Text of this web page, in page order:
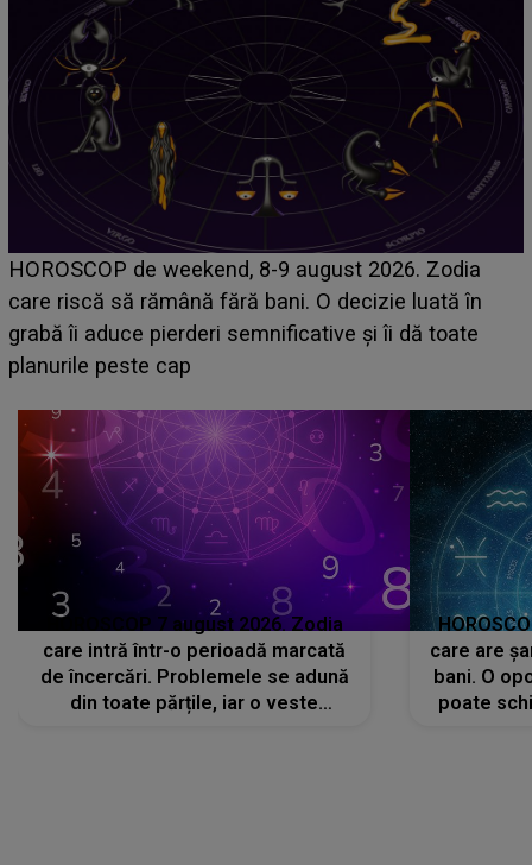
Emanuel a ținut ACEST DETALIU ASCUNS până
acum! În fața Alexandrei, concurentul din Casa Iubirii
face o MĂRTURISIRE NEAȘTEPTATĂ despre mama
sa: "I-am spus și ei în față, eu nu te iubesc pentru
că..."
HOROSCOP 7 august 2026. Zodia
care intră într-o perioadă marcată
de încercări. Problemele se adună
din toate părțile, iar o veste
neașteptată îi dă planurile peste
cap
care are
bani. O
poate
la